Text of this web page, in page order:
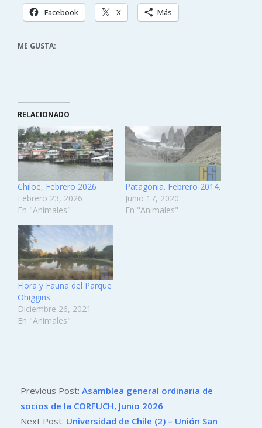
Facebook X Más
ME GUSTA:
RELACIONADO
Chiloe, Febrero 2026
Febrero 23, 2026
En "Animales"
Patagonia. Febrero 2014.
Junio 17, 2020
En "Animales"
Flora y Fauna del Parque
Ohiggins
Diciembre 26, 2021
En "Animales"
06-
25
Previous Post: Asamblea general ordinaria de
socios de la CORFUCH, Junio 2026
Next Post: Universidad de Chile (2) – Unión San